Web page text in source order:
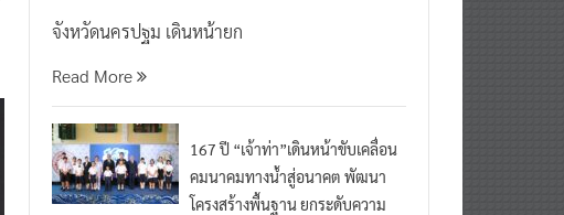
จังหวัดนครปฐม เดินหน้ายก
Read More
167 ปี “เจ้าท่า”เดินหน้าขับเคลื่อน
คมนาคมทางน้ำสู่อนาคต พัฒนา
โครงสร้างพื้นฐาน ยกระดับความ